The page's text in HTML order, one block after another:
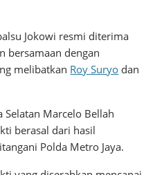
Jokowi resmi diterima
bersamaan dengan
melibatkan Roy Suryo dan
Selatan Marcelo Bellah
berasal dari hasil
Polda Metro Jaya.